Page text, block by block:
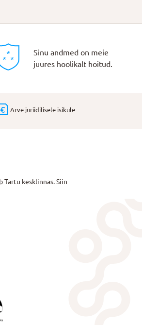
Sinu andmed on meie
juures hoolikalt hoitud.
Arve juriidilisele isikule
Tartu kesklinnas. Siin